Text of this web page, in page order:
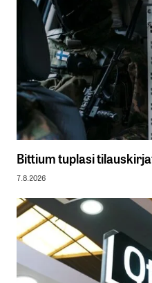
Bittium tuplasi
7.8.2026